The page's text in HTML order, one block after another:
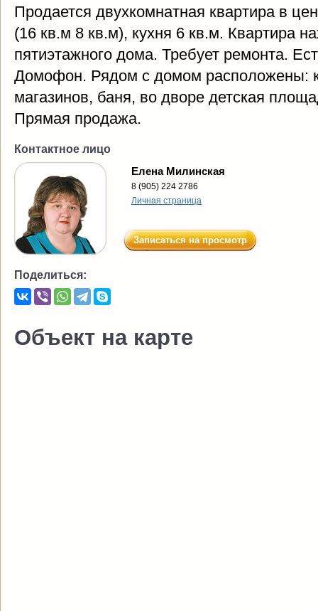
Продается двухкомнатная квартира в
(16 кв.м 8 кв.м), кухня 6 кв.м. Квартира
пятиэтажного дома. Требует ремонта.
Домофон. Рядом с домом расположены:
магазинов, баня, во дворе детская
Прямая продажа.
Контактное лицо
Елена Милинская
8 (905) 224 2786
Личная страница
Записаться на просмотр
Поделиться:
Объект на карте